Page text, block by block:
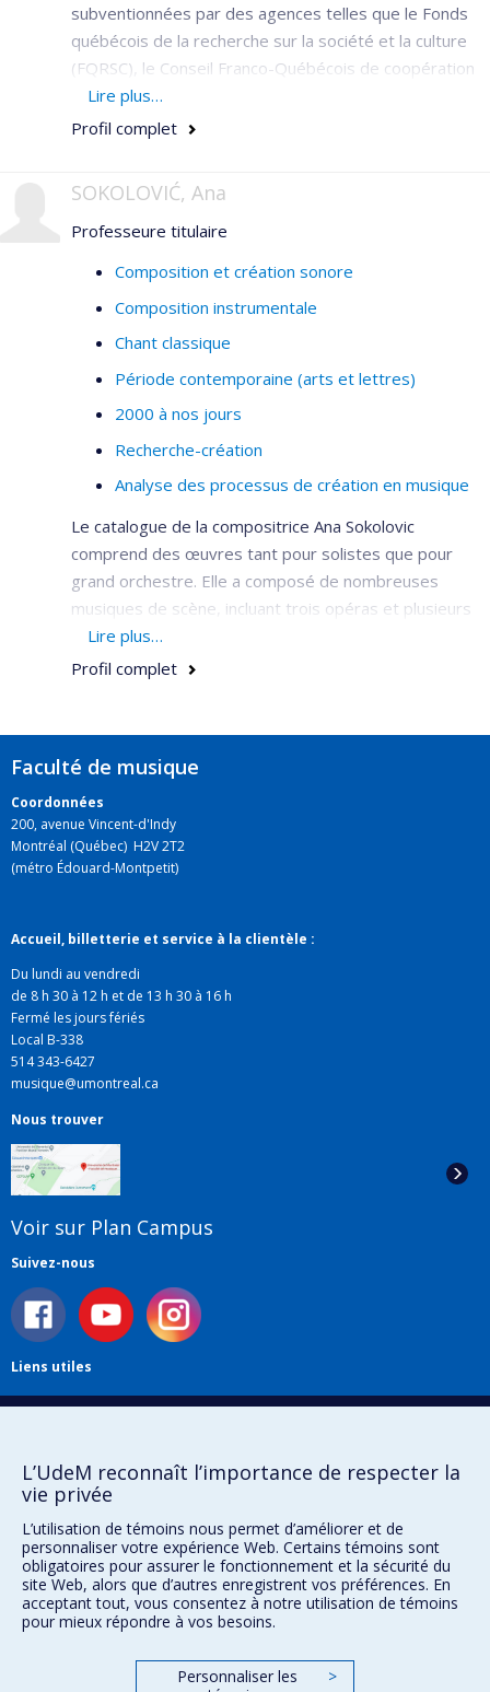
subventionnées par des agences telles que le Fonds
québécois de la recherche sur la société et la culture
(FQRSC), le Conseil Franco-Québécois de coopération
universitaire (CFQCU), l’Observatoire interdisciplinaire
de création et de recherche en musique (OICRM), le
lettres du Québec et le Conseil des arts du Nouveau-
Brunswick.
d’intégration des technologies en musique (LITEM) à
l’Université de Montréal, membre du Comité artistique
de la Société de musique contemporaine du Québec,
membre du Centre de musique canadienne et de la
Ligue canadienne des compositeurs. Il est publié à
Paris par les éditions Babelscores.
Lire plus…
Profil complet
SOKOLOVIĆ, Ana
Professeure titulaire
Composition et création sonore
Composition instrumentale
Chant classique
Période contemporaine (arts et lettres)
2000 à nos jours
Recherche-création
Analyse des processus de création en musique
Le catalogue de la compositrice Ana Sokolovic
comprend des œuvres tant pour solistes que pour
grand orchestre. Elle a composé de nombreuses
musiques de scène, incluant trois opéras et plusieurs
compositions pour la danse.
Parallèlement, Ana Sokolovic enseigne la composition
elle a lancé deux importantes collaborations à la Faculté
: une avec LADMMI, l'École de danse contemporaine de
Montréal, et une autre avec l'École Nationale de
Théâtre. Les étudiants en composition y participent
aux créations d'œuvres en collaboration avec de jeunes
Ana Sokolovic est aussi à l'origine des résidences
d'étudiants en composition auprès des ensembles de
la Faculté de musique.
Lire plus…
Profil complet
Faculté de musique
Coordonnées
200, avenue Vincent-d'Indy
Montréal (Québec) H2V 2T2
(métro Édouard-Montpetit)
Accueil, billetterie et service à la clientèle :
Du lundi au vendredi
de 8 h 30 à 12 h et de 13 h 30 à 16 h
Fermé les jours fériés
Local B-338
514 343-6427
musique@umontreal.ca
Nous trouver
Voir sur Plan Campus
Suivez-nous
Liens utiles
Plan du site
Nouvelles
Donner à la Faculté de musique
Médias
Info COVID-19
Offres d'emploi
Conditions d’utilisation
L’UdeM reconnaît l’importance de respecter la
vie privée
L’utilisation de témoins nous permet d’améliorer et de
personnaliser votre expérience Web. Certains témoins sont
obligatoires pour assurer le fonctionnement et la sécurité du
site Web, alors que d’autres enregistrent vos préférences. En
acceptant tout, vous consentez à notre utilisation de témoins
pour mieux répondre à vos besoins.
Personnaliser les
>